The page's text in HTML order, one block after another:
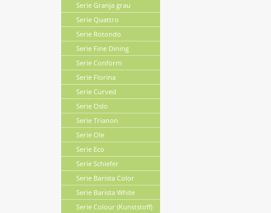
Serie Granja grau
Serie Quattro
Serie Rotondo
Serie Fine Dining
Serie Conform
Serie Florina
Serie Curved
Serie Oslo
Serie Trianon
Serie Ole
Serie Eco
Serie Schiefer
Serie Barista Color
Serie Barista White
Serie Colour (Kunststoff)